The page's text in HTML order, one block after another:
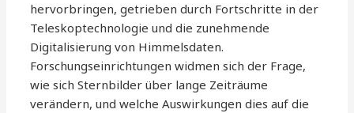
hervorbringen, getrieben durch Fortschritte in der
Teleskoptechnologie und die zunehmende
Digitalisierung von Himmelsdaten.
Forschungseinrichtungen widmen sich der Frage,
wie sich Sternbilder über lange Zeiträume
verändern, und welche Auswirkungen dies auf die